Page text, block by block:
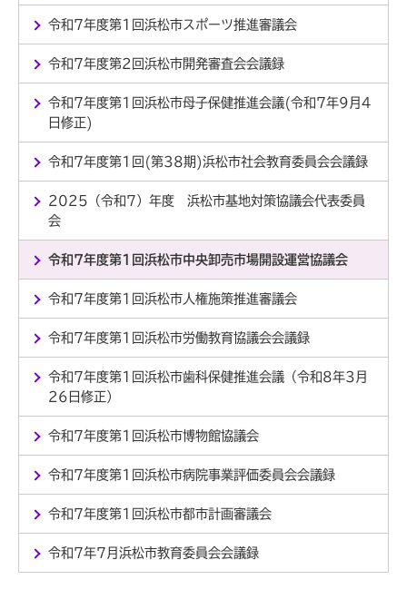
令和7年度第1回浜松市スポーツ推進審議会
令和7年度第2回浜松市開発審査会会議録
令和7年度第1回浜松市母子保健推進会議(令和7年9月4
日修正)
令和7年度第1回(第38期)浜松市社会教育委員会会議録
2025（令和7）年度 浜松市基地対策協議会代表委員
会
令和7年度第1回浜松市中央卸売市場開設運営協議会
令和7年度第1回浜松市人権施策推進審議会
令和7年度第1回浜松市労働教育協議会会議録
令和7年度第1回浜松市歯科保健推進会議（令和8年3月
26日修正）
令和7年度第1回浜松市博物館協議会
令和7年度第1回浜松市病院事業評価委員会会議録
令和7年度第1回浜松市都市計画審議会
令和7年7月浜松市教育委員会会議録